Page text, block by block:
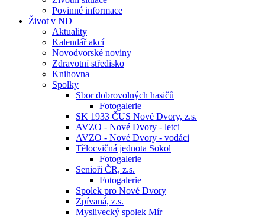
Povinné informace
Život v ND
Aktuality
Kalendář akcí
Novodvorské noviny
Zdravotní středisko
Knihovna
Spolky
Sbor dobrovolných hasičů
Fotogalerie
SK 1933 ČUS Nové Dvory, z.s.
AVZO - Nové Dvory - letci
AVZO - Nové Dvory - vodáci
Tělocvičná jednota Sokol
Fotogalerie
Senioři ČR, z.s.
Fotogalerie
Spolek pro Nové Dvory
Zpívaná, z.s.
Myslivecký spolek Mír